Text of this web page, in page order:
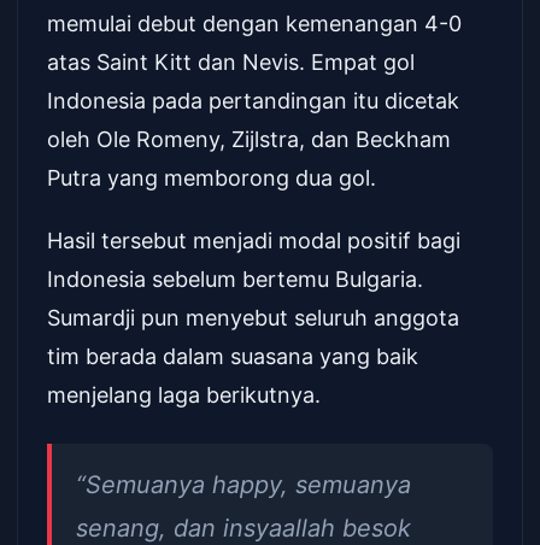
memulai debut dengan kemenangan 4-0
atas Saint Kitt dan Nevis. Empat gol
Indonesia pada pertandingan itu dicetak
oleh Ole Romeny, Zijlstra, dan Beckham
Putra yang memborong dua gol.
Hasil tersebut menjadi modal positif bagi
Indonesia sebelum bertemu Bulgaria.
Sumardji pun menyebut seluruh anggota
tim berada dalam suasana yang baik
menjelang laga berikutnya.
“Semuanya happy, semuanya
senang, dan insyaallah besok